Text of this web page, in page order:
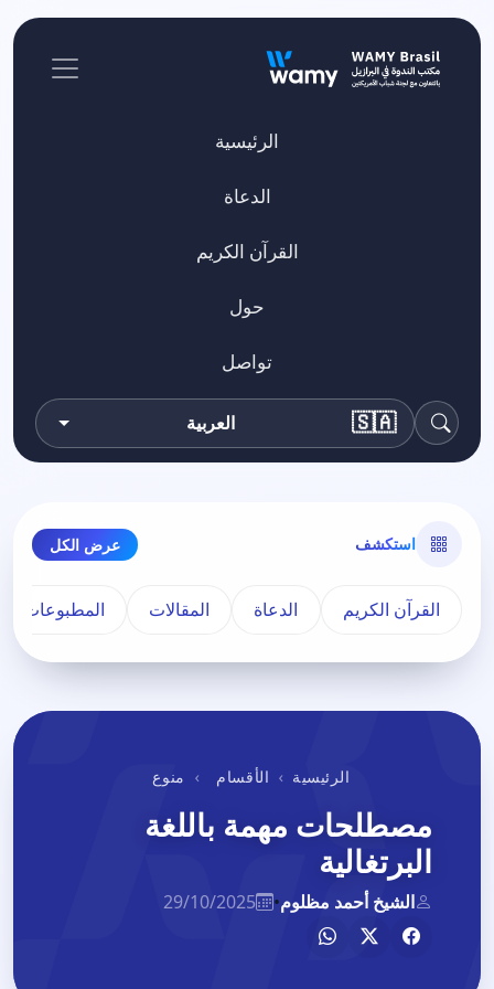
الرئيسية
الدعاة
القرآن الكريم
حول
تواصل
بحث 🇸🇦 العربية
استكشف عرض الكل
القرآن الكريم الدعاة المقالات المطبوعات
الرئيسية الأقسام منوع
مصطلحات مهمة باللغة
البرتغالية
الشيخ أحمد مظلوم•
29/10/2025